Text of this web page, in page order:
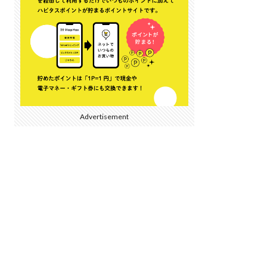
Advertisement